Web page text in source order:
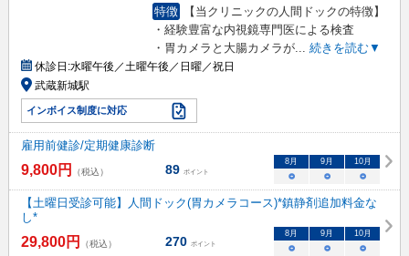
特徴
【当クリニックの人間ドックの特徴】
・経験豊富な内視鏡専門医による検査
・胃カメラと大腸カメラが... 続きを読む▼
休診日:水曜午後／土曜午後／日曜／祝日
武蔵新城駅
インボイス制度に対応
雇用前健診/定期健康診断
9,800円 （税込） 89 ポイント
8月 9月 10月
○ ○ ○
【土曜日受診可能】人間ドック(胃カメラコース)*鎮静剤追加料金な
し*
29,800円 （税込） 270 ポイント
8月 9月 10月
○ ○ ○